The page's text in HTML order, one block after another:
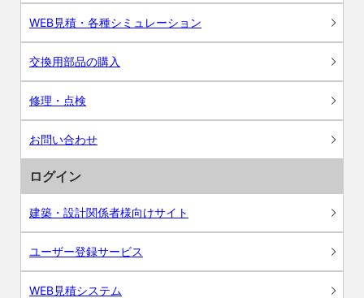
WEB見積・各種シミュレーション
交換用部品の購入
修理・点検
お問い合わせ
ログイン
建築・設計関係者様向けサイト
ユーザー登録サービス
WEB見積システム